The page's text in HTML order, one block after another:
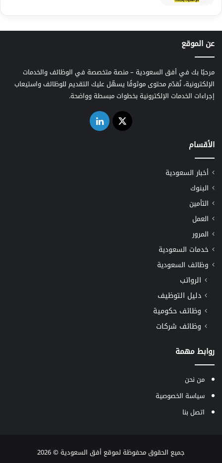
عن الموقع
مرحبًا بك في أفق السعودية – منصة متخصصة في الوظائف والخدمات
الإلكترونية، نُقدّم محتوى موثوقًا يسهّل عليك التقديم للوظائف واستيعاب
إجراءات الخدمات الإلكترونية بخطوات مبسطة وواضحة.
‫X لينكدإن
الأقسام
أخبار السعودية
البنوك
التأمين
العمل
المرور
خدمات السعودية
وظائف السعودية
الرواتب
دليل التوظيف
وظائف حكومية
وظائف شركات
روابط مهمة
من نحن
سياسة الخصوصية
اتصل بنا
جميع الحقوق محفوظة لموقع أفق السعودية © 2026